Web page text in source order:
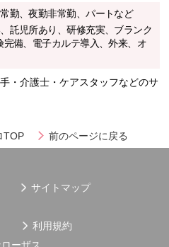
勤、夜勤非常勤、パートなど
託児所あり、研修充実、ブランク
備、電子カルテ導入、外来、オ
・介護士・ケアスタッフなどのサ
TOP 前のページに戻る
サイトマップ
利用規約